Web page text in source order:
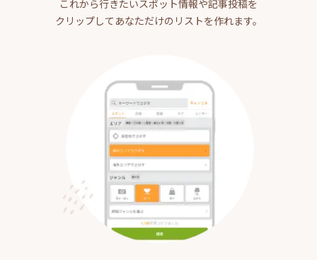
これから行きたいスポット情報や記事投稿を
クリップしてあなただけのリストを作れます。